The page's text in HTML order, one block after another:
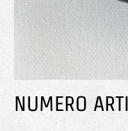
NUMERO